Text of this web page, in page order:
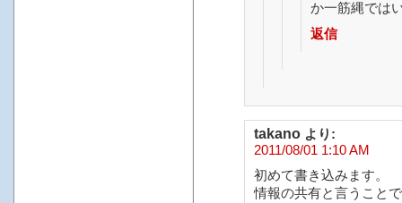
か一筋縄では
返信
takano より:
2011/08/01 1:10 AM
初めて書き込みます。
情報の共有と言うこと